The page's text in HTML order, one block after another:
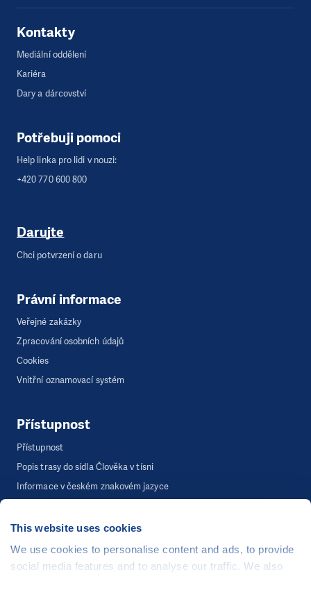
This website uses cookies
We use cookies to personalise content and ads, to provide
social media features and to analyse our traffic. We also
Kontakty
Mediální oddělení
Kariéra
Dary a dárcovství
Potřebuji pomoci
Help linka pro lidi v nouzi:
+420 770 600 800
Darujte
Chci potvrzení o daru
Právní informace
Veřejné zakázky
Zpracování osobních údajů
Cookies
Vnitřní oznamovací systém
Přístupnost
Přístupnost
Popis trasy do sídla Člověka v tísni
Informace v českém znakovém jazyce
Webová stránka běží na bezplatně poskytnutém server hostingu od
CZECHIA.COM. Děkujeme.